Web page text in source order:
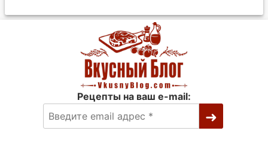
Рецепты на ваш e-mail: